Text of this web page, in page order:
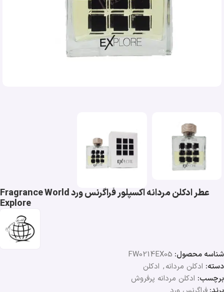
عطر ادکلن مردانه اکسپلور فراگرنس ورد Fragrance World
Explore
شناسه محصول: FW0214EX05
دسته: ادکلن مردانه, ادکلن
برچسب: ادکلن مردانه پرفروش